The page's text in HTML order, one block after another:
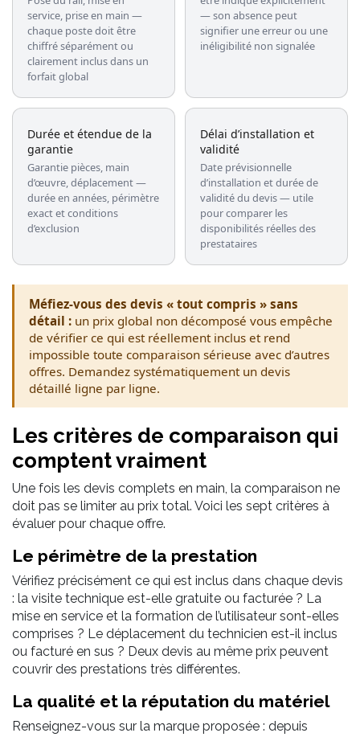
service, prise en main —
chaque poste doit être
chiffré séparément ou
clairement inclus dans un
forfait global
— son absence peut
signifier une erreur ou une
inéligibilité non signalée
Durée et étendue de la
garantie
Garantie pièces, main
d’œuvre, déplacement —
durée en années, périmètre
exact et conditions
d’exclusion
Délai d’installation et
validité
Date prévisionnelle
d’installation et durée de
validité du devis — utile
pour comparer les
disponibilités réelles des
prestataires
Méfiez-vous des devis « tout compris » sans
détail :un prix global non décomposé vous empêche
de vérifier ce qui est réellement inclus et rend
impossible toute comparaison sérieuse avec d’autres
offres. Demandez systématiquement un devis
détaillé ligne par ligne.
Les critères de comparaison qui
comptent vraiment
Une fois les devis complets en main, la comparaison ne
doit pas se limiter au prix total. Voici les sept critères à
évaluer pour chaque offre.
Le périmètre de la prestation
Vérifiez précisément ce qui est inclus dans chaque devis
: la visite technique est-elle gratuite ou facturée ? La
mise en service et la formation de l’utilisateur sont-elles
comprises ? Le déplacement du technicien est-il inclus
ou facturé en sus ? Deux devis au même prix peuvent
couvrir des prestations très différentes.
La qualité et la réputation du matériel
Renseignez-vous sur la marque proposée : depuis